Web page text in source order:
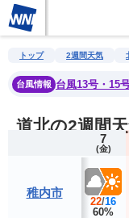
雨雲レーダー 台風情
トップ 2週間天気
台風情報 台風13号・15
道北の2週間
稚内市
7
(金)
22/16
60%